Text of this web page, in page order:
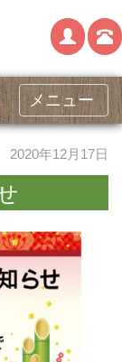
メニュー
2020年12月17日